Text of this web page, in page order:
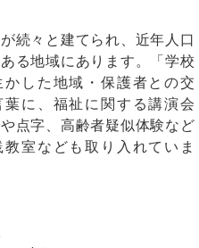
続々と建てられ、近年人口
る地域にあります。「学校
かした地域・保護者との交
葉に、福祉に関する講演会
点字、高齢者疑似体験など
室なども取り入れていま